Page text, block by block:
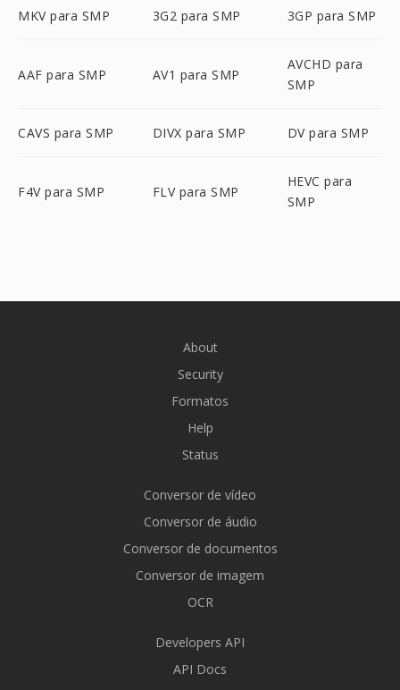
MKV para SMP 3G2 para SMP 3GP para SMP
AAF para SMP AV1 para SMP
AVCHD para
SMP
CAVS para SMP DIVX para SMP DV para SMP
F4V para SMP FLV para SMP
HEVC para
SMP
About
Security
Formatos
Help
Status
Conversor de vídeo
Conversor de áudio
Conversor de documentos
Conversor de imagem
OCR
Developers API
API Docs